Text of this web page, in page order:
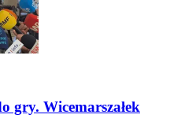
gry. Wicemarszałek